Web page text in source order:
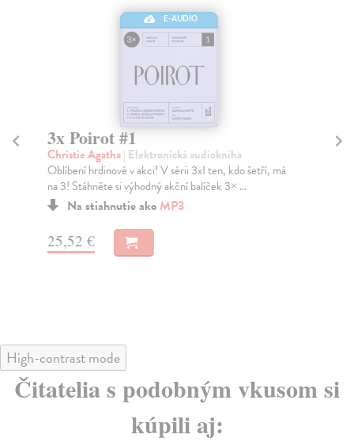
E-AUDIO
3x Poirot #1
Christie Agatha| Elektronická audiokniha
Oblíbení hrdinové v akci! V sérii 3xI ten, kdo šetří, má
na 3! Stáhněte si výhodný akční balíček 3× ...
Na stiahnutie akoMP3
25,52 €
High-contrast mode
Čitatelia s podobným vkusom si
kúpili aj: